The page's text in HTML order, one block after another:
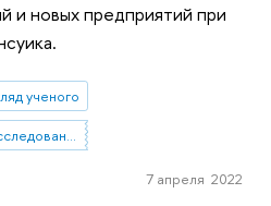
и новых предприятий при
ученого
Институт статистических исследований и экономики знаний
7 апреля 2022